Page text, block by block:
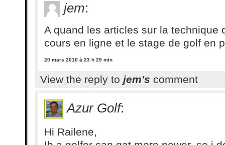
jem:
A quand les articles sur la technique
cours en ligne et le stage de golf en
20 mars 2010 à 23 h 29 min
View the reply to jem's comment
Azur Golf:
Hi Railene,